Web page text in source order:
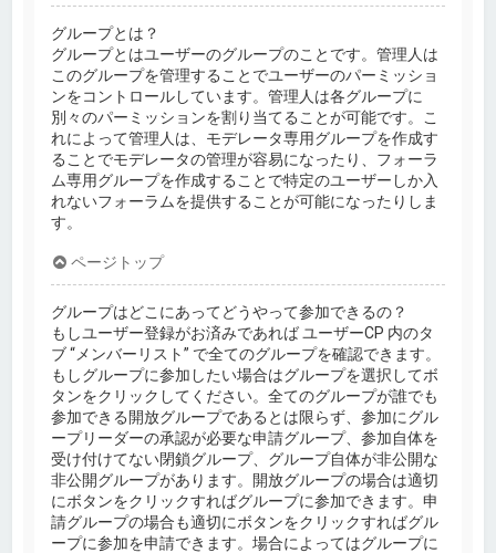
グループとは？
グループとはユーザーのグループのことです。管理人は
このグループを管理することでユーザーのパーミッショ
ンをコントロールしています。管理人は各グループに
別々のパーミッションを割り当てることが可能です。こ
れによって管理人は、モデレータ専用グループを作成す
ることでモデレータの管理が容易になったり、フォーラ
ム専用グループを作成することで特定のユーザーしか入
れないフォーラムを提供することが可能になったりしま
す。
ページトップ
グループはどこにあってどうやって参加できるの？
もしユーザー登録がお済みであれば ユーザーCP 内のタ
ブ “メンバーリスト” で全てのグループを確認できます。
もしグループに参加したい場合はグループを選択してボ
タンをクリックしてください。全てのグループが誰でも
参加できる開放グループであるとは限らず、参加にグル
ープリーダーの承認が必要な申請グループ、参加自体を
受け付けてない閉鎖グループ、グループ自体が非公開な
非公開グループがあります。開放グループの場合は適切
にボタンをクリックすればグループに参加できます。申
請グループの場合も適切にボタンをクリックすればグル
ープに参加を申請できます。場合によってはグループに